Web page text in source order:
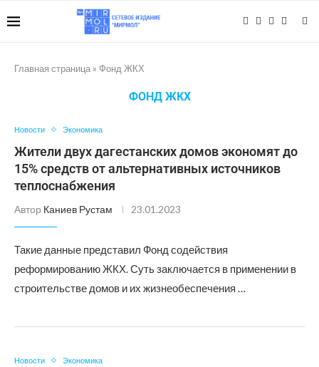
Главная страница » Фонд ЖКХ
ФОНД ЖКХ
Новости Экономика
Жители двух дагестанских домов экономят до
15% средств от альтернативных источников
теплоснабжения
Автор Каниев Рустам 23.01.2023
Такие данные представил Фонд содействия
реформированию ЖКХ. Суть заключается в применении в
строительстве домов и их жизнеобеспечения …
Новости Экономика